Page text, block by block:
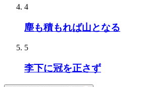
4
塵も積もれば山となる
5
李下に冠を正さず